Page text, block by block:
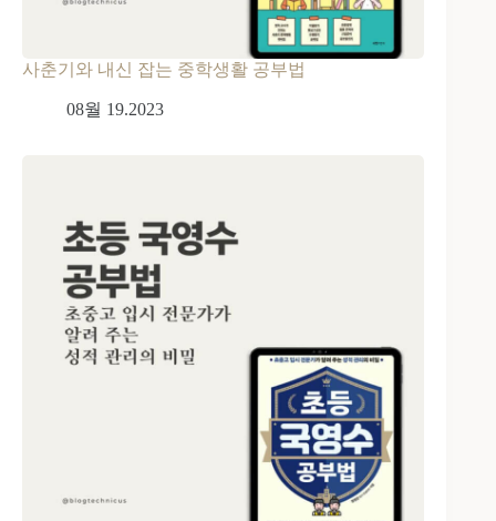
사춘기와 내신 잡는 중학생활 공부법
08월 19.2023